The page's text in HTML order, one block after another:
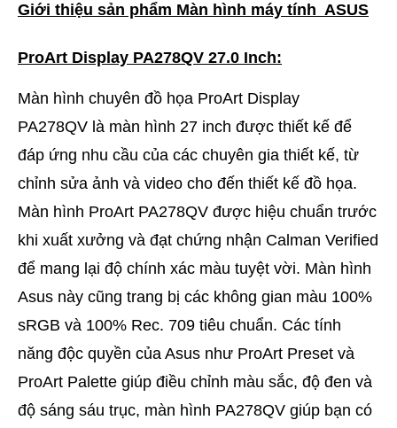
Giới thiệu sản phẩm Màn hình máy tính ASUS
ProArt Display PA278QV 27.0 Inch:
Màn hình chuyên đồ họa ProArt Display
PA278QV là màn hình 27 inch được thiết kế để
đáp ứng nhu cầu của các chuyên gia thiết kế, từ
chỉnh sửa ảnh và video cho đến thiết kế đồ họa.
Màn hình ProArt PA278QV được hiệu chuẩn trước
khi xuất xưởng và đạt chứng nhận Calman Verified
để mang lại độ chính xác màu tuyệt vời. Màn hình
Asus này cũng trang bị các không gian màu 100%
sRGB và 100% Rec. 709 tiêu chuẩn. Các tính
năng độc quyền của Asus như ProArt Preset và
ProArt Palette giúp điều chỉnh màu sắc, độ đen và
độ sáng sáu trục, màn hình PA278QV giúp bạn có